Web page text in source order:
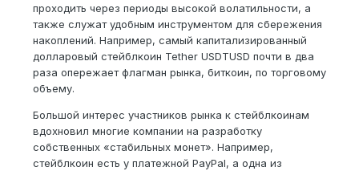
проходить через периоды высокой волатильности, а
также служат удобным инструментом для сбережения
накоплений. Например, самый капитализированный
долларовый стейблкоин Tether USDTUSD почти в два
раза опережает флагман рынка, биткоин, по торговому
объему.
Большой интерес участников рынка к стейблкоинам
вдохновил многие компании на разработку
собственных «стабильных монет». Например,
стейблкоин есть у платежной PayPal, а одна из